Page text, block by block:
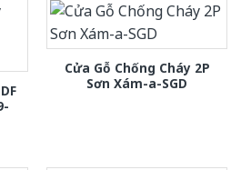
Cửa Gỗ Chống Cháy 2P
Sơn Xám-a-SGD